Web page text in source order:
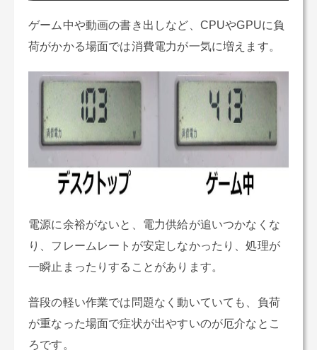
ゲーム中や動画の書き出しなど、CPUやGPUに負
荷がかかる場面では消費電力が一気に増えます。
電源に余裕がないと、電力供給が追いつかなくな
り、フレームレートが安定しなかったり、処理が
一瞬止まったりすることがあります。
普段の軽い作業では問題なく動いていても、負荷
が重なった場面で症状が出やすいのが厄介なとこ
ろです。